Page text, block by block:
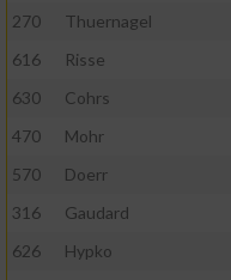
270
Thuernagel
616
Risse
630
Cohrs
470
Mohr
570
Doerr
316
Gaudard
626
Hypko